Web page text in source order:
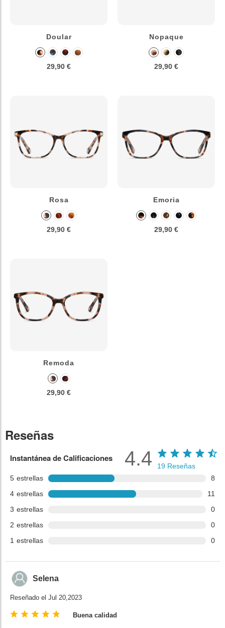
Doular
29,90 €
Nopaque
29,90 €
Rosa
29,90 €
Emoria
29,90 €
Remoda
29,90 €
Reseñas
Instantánea de Calificaciones
5 estrellas
8
4 estrellas
11
3 estrellas
0
2 estrellas
0
1 estrellas 0
4.4 19 Reseñas
Selena
Reseñado el Jul 20,2023
Buena calidad